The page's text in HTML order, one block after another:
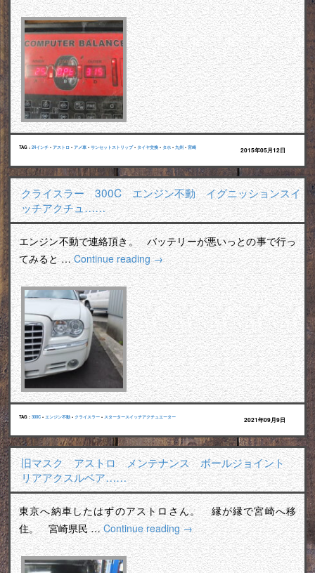
TAG : 24インチ • アストロ • アメ車 • サンセットストリップ• タイヤ交換 • タホ • 九州 • 宮崎 2015年05月12日
クライスラー 300C エンジン不動 イグニッションスイ
ッチアクチュ……
エンジン不動で連絡頂き。 バッテリーが悪いっとの事で行っ
てみると …Continue reading→
TAG : 300C • エンジン不動 • クライスラー • スタータースイッチアクチュエーター 2021年09月9日
旧マスク アストロ メンテナンス ボールジョイント
リアアクスルベア……
東京へ納車したはずのアストロさん。 縁が縁で宮崎へ移
住。 宮崎県民 …Continue reading→